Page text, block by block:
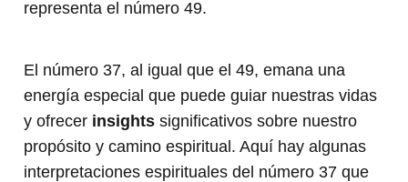
representa el número 49.
El número 37, al igual que el 49, emana una
energía especial que puede guiar nuestras vidas
y ofrecer insights significativos sobre nuestro
propósito y camino espiritual. Aquí hay algunas
interpretaciones espirituales del número 37 que